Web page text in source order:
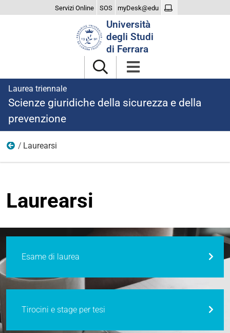
Servizi Online SOS myDesk@edu
Università
degli Studi
di Ferrara
Laurea triennale
Scienze giuridiche della sicurezza e della
prevenzione
Home
Laurearsi
Laurearsi
Esame di laurea
Tirocini e stage per tesi